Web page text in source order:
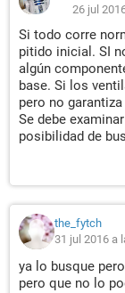
26 jul
Si todo corre
pitido inicial. SI
algún
base. Si los
pero no
Se debe
posibilidad de
the_fytch
31 jul 2016 a
ya lo busque
pero que no lo